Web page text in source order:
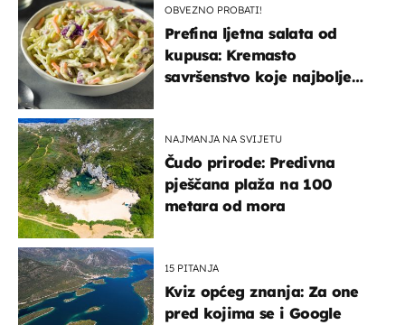
OBVEZNO PROBATI!
Prefina ljetna salata od
kupusa: Kremasto
savršenstvo koje najbolje
NAJMANJA NA SVIJETU
Čudo prirode: Predivna
pješčana plaža na 100
metara od mora
15 PITANJA
Kviz općeg znanja: Za one
pred kojima se i Google